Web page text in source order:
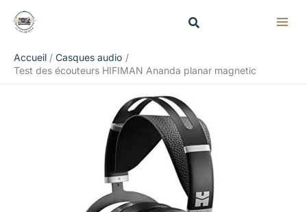
Accueil
Casques audio
Test des écouteurs HIFIMAN Ananda planar magnetic
Rechercher